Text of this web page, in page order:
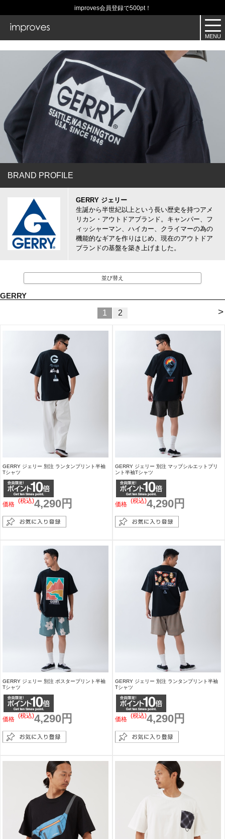
improves会員登録で500pt！
BRAND PROFILE
GERRY ジェリー
生誕から半世紀以上という長い歴史を持つアメ
リカン・アウトドアブランド。キャンパー、フ
ィッシャーマン、ハイカー、クライマーの為の
機能的なギアを作りはじめ、現在のアウトドア
ブランドの基盤を築き上げました。
並び替え
GERRY
>
1 2
GERRY ジェリー 別注 ランタンプリント半袖
Tシャツ
価格 4,290円
(税込)
GERRY ジェリー 別注 マップシルエットプリ
ント半袖Tシャツ
価格 4,290円
(税込)
GERRY ジェリー 別注 ポスタープリント半袖
Tシャツ
価格 4,290円
(税込)
GERRY ジェリー 別注 ランタンプリント半袖
Tシャツ
価格 4,290円
(税込)